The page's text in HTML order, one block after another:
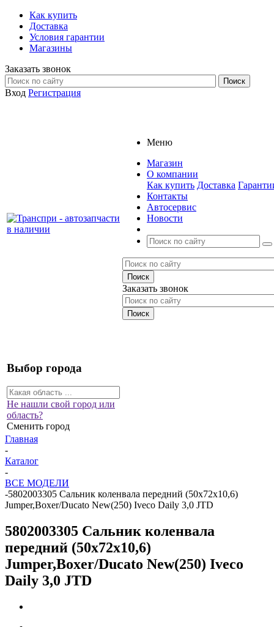
Как купить
Доставка
Условия гарантии
Магазины
Заказать звонок
Вход Регистрация
Меню
Магазин
О компании
Как купить Доставка
Контакты
Автосервис
Новости
Заказать звонок
Выбор города
Не нашли свой город или
область?
Сменить город
Главная
-
Каталог
-
ВСЕ МОДЕЛИ
-5802003305 Сальник коленвала передний (50х72х10,6)
Jumper,Boxer/Ducato New(250) Iveco Daily 3,0 JTD
5802003305 Сальник коленвала
передний (50х72х10,6)
Jumper,Boxer/Ducato New(250) Iveco
Daily 3,0 JTD